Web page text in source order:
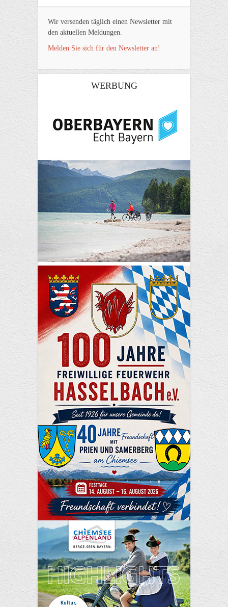
Wir versenden täglich einen Newsletter mit
den aktuellen Meldungen.
Melden Sie sich für den Newsletter an!
WERBUNG